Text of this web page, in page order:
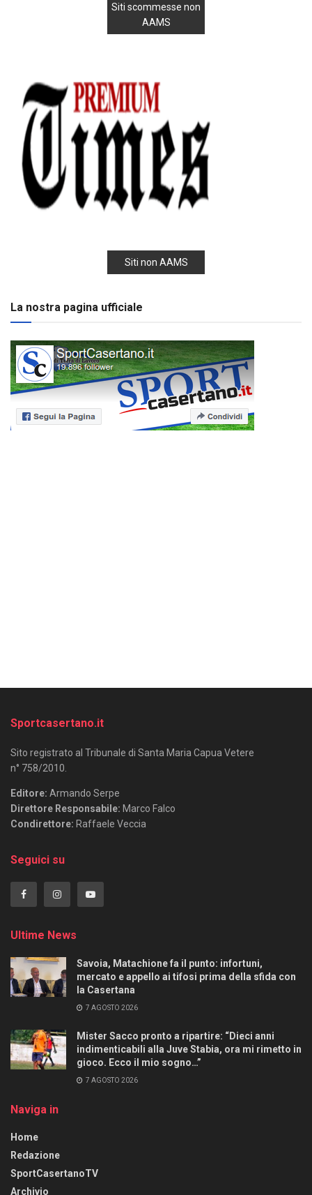
Siti scommesse non
AAMS
Siti non AAMS
La nostra pagina ufficiale
Sportcasertano.it
Sito registrato al Tribunale di Santa Maria Capua Vetere
n° 758/2010.
Editore: Armando Serpe
Direttore Responsabile: Marco Falco
Condirettore: Raffaele Veccia
Seguici su
Ultime News
Savoia, Matachione fa il punto: infortuni,
mercato e appello ai tifosi prima della sfida con
la Casertana
7 AGOSTO 2026
Mister Sacco pronto a ripartire: “Dieci anni
indimenticabili alla Juve Stabia, ora mi rimetto in
gioco. Ecco il mio sogno…”
7 AGOSTO 2026
Naviga in
Home
Redazione
SportCasertanoTV
Archivio